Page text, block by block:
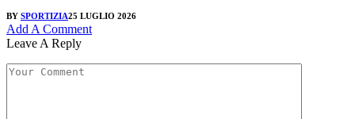
BY SPORTIZIA25 LUGLIO 2026
Add A Comment
Leave A Reply